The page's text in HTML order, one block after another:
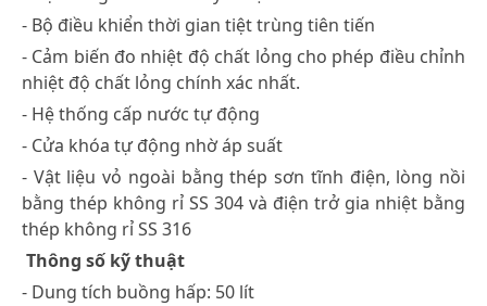
- Bộ điều khiển thời gian tiệt trùng tiên tiến
- Cảm biến đo nhiệt độ chất lỏng cho phép điều chỉnh
nhiệt độ chất lỏng chính xác nhất.
- Hệ thống cấp nước tự động
- Cửa khóa tự động nhờ áp suất
- Vật liệu vỏ ngoài bằng thép sơn tĩnh điện, lòng nồi
bằng thép không rỉ SS 304 và điện trở gia nhiệt bằng
thép không rỉ SS 316
Thông số kỹ thuật
- Dung tích buồng hấp: 50 lít